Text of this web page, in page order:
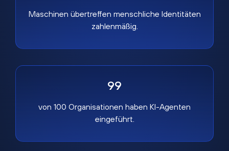
Maschinen übertreffen menschliche Identitäten
zahlenmäßig.
99
von 100 Organisationen haben KI-Agenten
eingeführt.